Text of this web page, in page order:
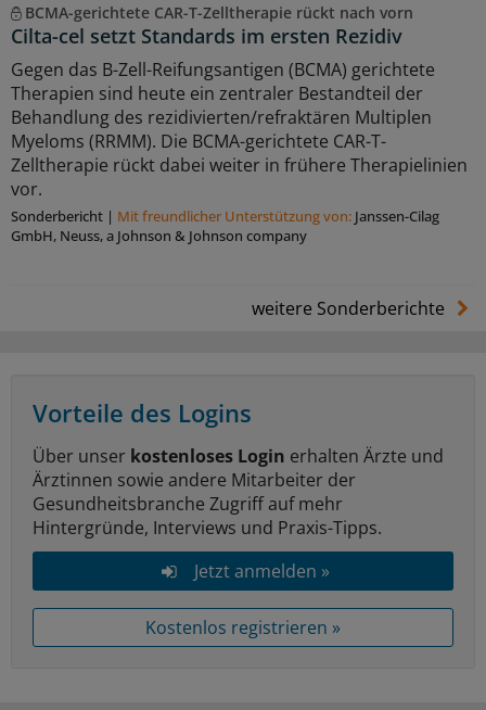
BCMA-gerichtete CAR-T-Zelltherapie rückt nach vorn
Cilta-cel setzt Standards im ersten Rezidiv
Gegen das B-Zell-Reifungsantigen (BCMA) gerichtete
Therapien sind heute ein zentraler Bestandteil der
Behandlung des rezidivierten/refraktären Multiplen
Myeloms (RRMM). Die BCMA-gerichtete CAR-T-
Zelltherapie rückt dabei weiter in frühere Therapielinien
vor.
Sonderbericht | Mit freundlicher Unterstützung von: Janssen-Cilag
GmbH, Neuss, a Johnson & Johnson company
weitere Sonderberichte
Vorteile des Logins
Über unser kostenloses Login erhalten Ärzte und
Ärztinnen sowie andere Mitarbeiter der
Gesundheitsbranche Zugriff auf mehr
Hintergründe, Interviews und Praxis-Tipps.
Jetzt anmelden »
Kostenlos registrieren »